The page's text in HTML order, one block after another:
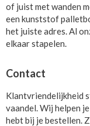
of juist met wanden
een kunststof
het juiste adres. Al
elkaar stapelen.
Contact
Klantvriendelijkheid
vaandel. Wij helpen
hebt bij je bestellen.